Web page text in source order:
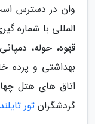
وان در دسترس
المللی با شماره
قهوه، حوله،
بهداشتی و پرده
اتاق های هتل
گردشگران تور تایلند